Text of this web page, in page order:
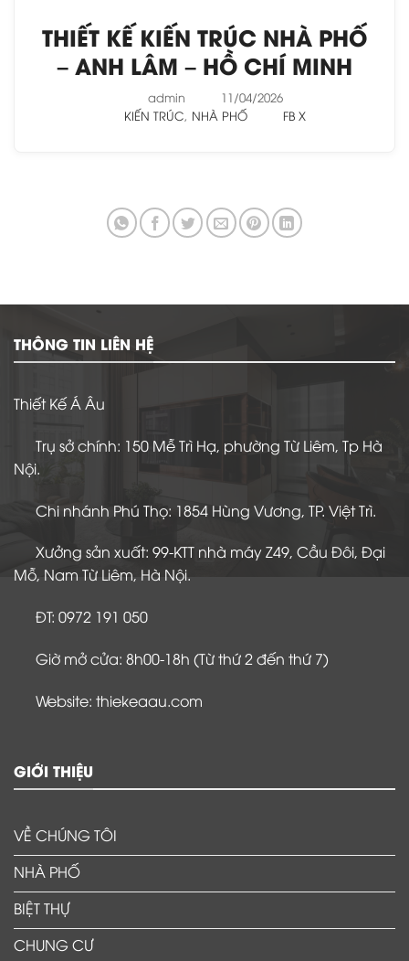
THIẾT KẾ KIẾN TRÚC NHÀ PHỐ
– ANH LÂM – HỒ CHÍ MINH
admin
11/04/2026
KIẾN TRÚC, NHÀ PHỐ FB X
THÔNG TIN LIÊN HỆ
Thiết Kế Á Âu
Trụ sở chính: 150 Mễ Trì Hạ, phường Từ Liêm, Tp Hà
Nội.
Chi nhánh Phú Thọ: 1854 Hùng Vương, TP. Việt Trì.
Xưởng sản xuất: 99-KTT nhà máy Z49, Cầu Đôi, Đại
Mỗ, Nam Từ Liêm, Hà Nội.
ĐT: 0972 191 050
Giờ mở cửa: 8h00-18h (Từ thứ 2 đến thứ 7)
Website: thiekeaau.com
GIỚI THIỆU
VỀ CHÚNG TÔI
NHÀ PHỐ
BIỆT THỰ
CHUNG CƯ